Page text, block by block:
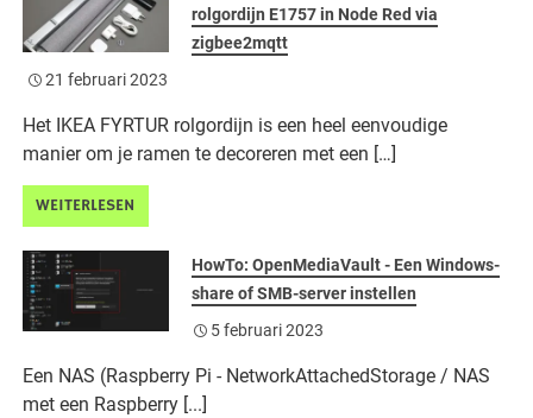
rolgordijn E1757 in Node Red via
zigbee2mqtt
21 februari 2023
Het IKEA FYRTUR rolgordijn is een heel eenvoudige
manier om je ramen te decoreren met een […]
WEITERLESEN
HowTo: OpenMediaVault - Een Windows-
share of SMB-server instellen
5 februari 2023
Een NAS (Raspberry Pi - NetworkAttachedStorage / NAS
met een Raspberry [...]